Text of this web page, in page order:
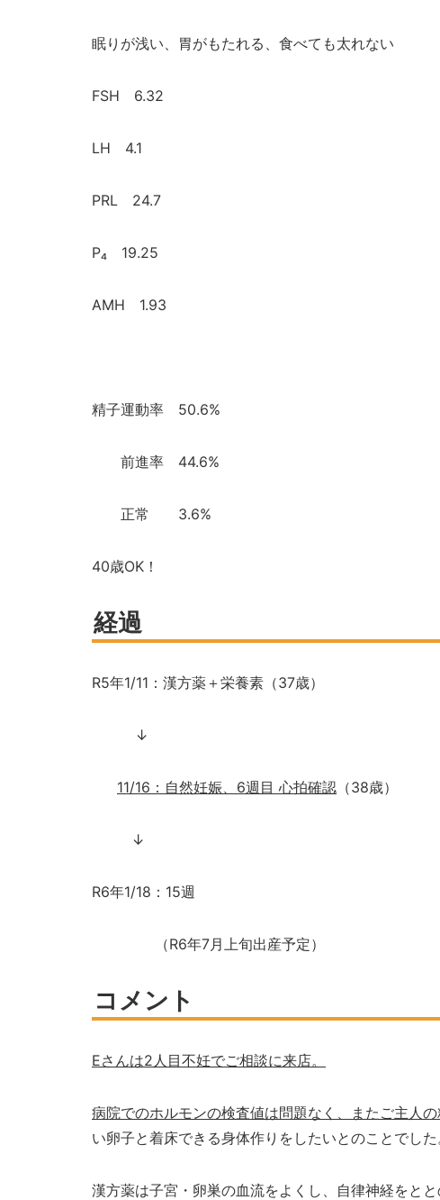
眠りが浅い、胃がもたれる、食べても太れない
FSH 6.32
LH 4.1
PRL 24.7
P₄ 19.25
AMH 1.93
精子運動率 50.6%
前進率 44.6%
正常 3.6%
40歳OK ！
経過
R5年1/11 ：漢方薬＋栄養素（37歳）
↓
11/16 ：自然妊娠、 6週目 心拍確認 （38歳）
↓
R6年1/18 ： 15週
（R6年7月上旬出産予定）
コメント
Eさんは2 人目不妊でご相談に来店。
病院でのホルモンの検査値は問題なく、またご主人
い卵子と着床できる身体作りをしたいとのことでした
漢方薬は子宮・卵巣の血流をよくし、自律神経をと